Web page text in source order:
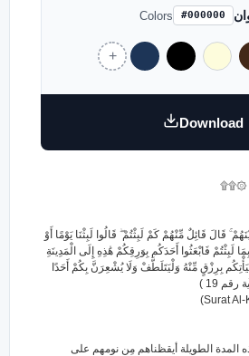
Colors #000000
Download
۞۩۩
قَالَ قَائِلٌ مِّنْهُمْ كَمْ لَبِثْتُمْ ۖ قَالُوا لَبِثْنَا يَوْمًا أَوْ
لَبِثْتُمْ فَابْعَثُوا أَحَدَكُم بِوَرِقِكُمْ هَٰذِهِ إِلَى الْمَدِينَةِ
بِرِزْقٍ مِّنْهُ وَلْيَتَلَطَّفْ وَلَا يُشْعِرَنَّ بِكُمْ أَحَدًا
المدة الطويلة أيقظناهم مِن نومهم على